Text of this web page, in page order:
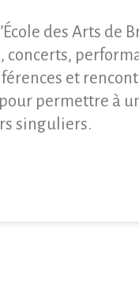
des Arts de
et
permettre à
singuliers.